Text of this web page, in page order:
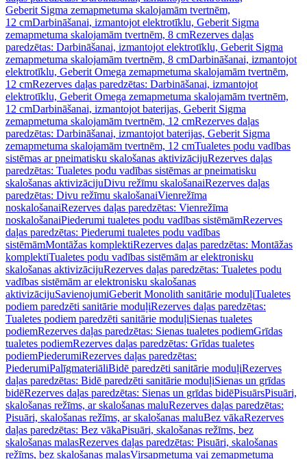
Geberit Sigma zemapmetuma skalojamām tvertnēm,
12 cmDarbināšanai, izmantojot elektrotīklu, Geberit Sigma
zemapmetuma skalojamām tvertnēm, 8 cmRezerves daļas
paredzētas: Darbināšanai, izmantojot elektrotīklu, Geberit Sigma
zemapmetuma skalojamām tvertnēm, 8 cmDarbināšanai, izmantojot
elektrotīklu, Geberit Omega zemapmetuma skalojamām tvertnēm,
12 cmRezerves daļas paredzētas: Darbināšanai, izmantojot
elektrotīklu, Geberit Omega zemapmetuma skalojamām tvertnēm,
12 cmDarbināšanai, izmantojot baterijas, Geberit Sigma
zemapmetuma skalojamām tvertnēm, 12 cmRezerves daļas
paredzētas: Darbināšanai, izmantojot baterijas, Geberit Sigma
zemapmetuma skalojamām tvertnēm, 12 cmTualetes podu vadības
sistēmas ar pneimatisku skalošanas aktivizācijuRezerves daļas
paredzētas: Tualetes podu vadības sistēmas ar pneimatisku
skalošanas aktivizācijuDivu režīmu skalošanaiRezerves daļas
paredzētas: Divu režīmu skalošanaiVienrežīma
noskalošanaiRezerves daļas paredzētas: Vienrežīma
noskalošanaiPiederumi tualetes podu vadības sistēmāmRezerves
daļas paredzētas: Piederumi tualetes podu vadības
sistēmāmMontāžas komplektiRezerves daļas paredzētas: Montāžas
komplektiTualetes podu vadības sistēmām ar elektronisku
skalošanas aktivizācijuRezerves daļas paredzētas: Tualetes podu
vadības sistēmām ar elektronisku skalošanas
aktivizācijuSavienojumiGeberit Monolith sanitārie moduļiTualetes
podiem paredzēti sanitārie moduļiRezerves daļas paredzētas:
Tualetes podiem paredzēti sanitārie moduļiSienas tualetes
podiemRezerves daļas paredzētas: Sienas tualetes podiemGrīdas
tualetes podiemRezerves daļas paredzētas: Grīdas tualetes
podiemPiederumiRezerves daļas paredzētas:
PiederumiPalīgmateriāliBidē paredzēti sanitārie moduļiRezerves
daļas paredzētas: Bidē paredzēti sanitārie moduļiSienas un grīdas
bidēRezerves daļas paredzētas: Sienas un grīdas bidēPisuārsPisuāri,
skalošanas režīms, ar skalošanas maluRezerves daļas paredzētas:
Pisuāri, skalošanas režīms, ar skalošanas maluBez vākaRezerves
daļas paredzētas: Bez vākaPisuāri, skalošanas režīms, bez
skalošanas malasRezerves daļas paredzētas: Pisuāri, skalošanas
režīms, bez skalošanas malasVirsapmetuma vai zemapmetuma